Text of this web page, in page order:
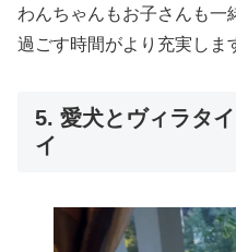
わんちゃんもお子さんも一
過ごす時間がより充実しま
5. 愛犬とヴィラタ
イ